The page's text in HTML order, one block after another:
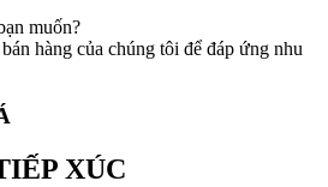
muốn?
hàng của chúng tôi để đáp ứng nhu
XÚC